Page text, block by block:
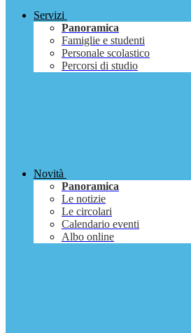
Servizi
Panoramica
Famiglie e studenti
Personale scolastico
Percorsi di studio
Novità
Panoramica
Le notizie
Le circolari
Calendario eventi
Albo online